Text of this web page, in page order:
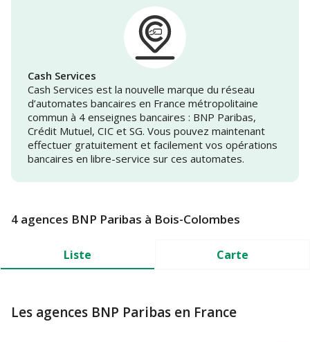
Cash Services
Cash Services est la nouvelle marque du réseau
d’automates bancaires en France métropolitaine
commun à 4 enseignes bancaires : BNP Paribas,
Crédit Mutuel, CIC et SG. Vous pouvez maintenant
effectuer gratuitement et facilement vos opérations
bancaires en libre-service sur ces automates.
4 agences BNP Paribas à Bois-Colombes
Liste Carte
Les agences BNP Paribas en France